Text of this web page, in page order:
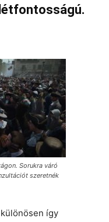
Sorukra váró
szeretnék
így